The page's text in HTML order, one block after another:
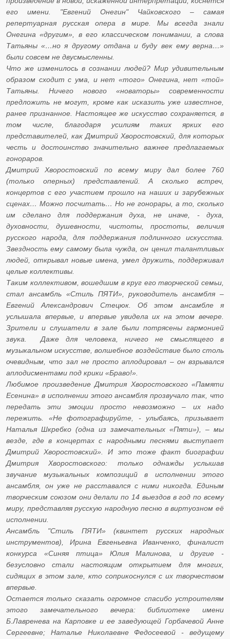
его имени. "Евгений Онегин" Чайковского – самая
репертуарная русская опера в мире. Мы всегда знали
Онегина «другим», в его классическом понимании, а слова
Татьяны «…но я другому отдана и буду век ему верна…»
были совсем не двусмысленны.
Что же изменилось в сознании людей? Мир удивительным
образом сходит с ума, и нет «того» Онегина, нет «той»
Татьяны. Ничего нового «новаторы» современности
предложить не могут, кроме как исказить уже известное,
ранее признанное. Настоящее же искусство сохраняется, в
том числе, благодаря усилиям таких ярких его
представителей, как Дмитрий Хворостовский, для которых
честь и достоинство значительно важнее предлагаемых
гонораров.
Дмитрий Хворостовский по всему миру дал более 760
(только оперных) представлений. А сколько встреч,
концертов с его участием прошло на наших и зарубежных
сценах… Можно посчитать… Но не гонорары, а то, сколько
им сделано для поддержания духа, не иначе, - духа,
духовности, душевности, чистоты, простоты, величия
русского народа, для поддержания подлинного искусства.
Звездность ему самому была чужда, он ценил талантливых
людей, открывал новые имена, умел дружить, поддерживал
целые коллективы.
Таким коллективом, вошедшим в круг его творческой семьи,
стал ансамбль «Стиль ПЯТИ», руководитель ансамбля –
Евгений Александрович Стецюк. Об этом ансамбле я
услышала впервые, и впервые увидела их на этом вечере.
Зрители и слушатели в зале были потрясены гармонией
звука. Даже для человека, ничего не смыслящего в
музыкальном искусстве, волшебное воздействие было столь
очевидным, что зал не просто аплодировал – он взрывался
аплодисментами под крики «Браво!».
Любимое произведение Дмитрия Хворостовского «Памяти
Есенина» в исполнении этого ансамбля прозвучало так, что
передать эти эмоции просто невозможно – их надо
пережить. «Не фотографируйте, - улыбаясь, призывает
Наталья Шкребко (одна из замечательных «Пяти»), – мы
везде, где в концертах с народными песнями выступает
Дмитрий Хворостовский». И это тоже факт биографии
Дмитрия Хворостовского: только однажды услышав
звучание музыкальных композиций в исполнении этого
ансамбля, он уже не расставался с ними никогда. Единым
творческим союзом они делали по 14 выездов в год по всему
миру, представляя русскую народную песню в виртуозном её
исполнении.
Ансамбль "Стиль ПЯТИ» (квинтет русских народных
инструментов), Ирина Евгеньевна Иванченко, финалист
конкурса «Синяя птица» Юлия Малинова, и другие -
безусловно стали настоящим открытием для многих,
сидящих в этом зале, кто соприкоснулся с их творчеством
впервые.
Остается только сказать огромное спасибо устроителям
этого замечательного вечера: библиотеке имени
Б.Лавренева на Карповке и ее заведующей Горбачевой Анне
Сергеевне; Наталье Николаевне Федосеевой - ведущему